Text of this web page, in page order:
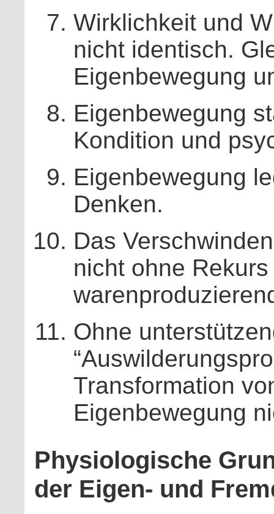
Wirklichkeit und
nicht identisch.
Eigenbewegung
Eigenbewegung
Kondition und
Eigenbewegung
Denken.
Das
nicht ohne
Ohne
Transformation
Eigenbewegung
Physiologische
der Eigen- und